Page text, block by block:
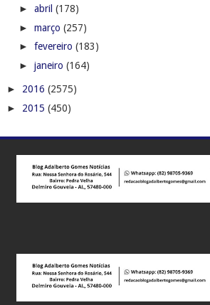
► abril (178)
► março (257)
► fevereiro (183)
► janeiro (164)
► 2016 (2575)
► 2015 (450)